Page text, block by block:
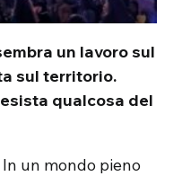
un lavoro sul
sul territorio.
qualcosa del
un mondo pieno